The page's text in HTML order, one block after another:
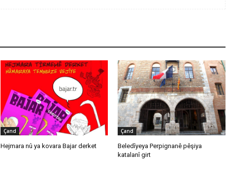
Çand
Hejmara nû ya kovara Bajar derket
Çand
Beledîyeya Perpignanê pêşiya
katalanî girt